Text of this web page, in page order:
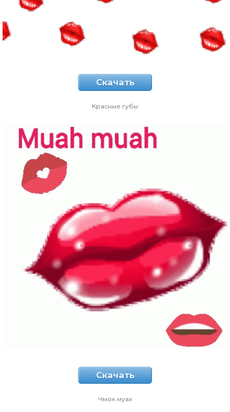
Скачать
Красные губы
Скачать
Чмок муах